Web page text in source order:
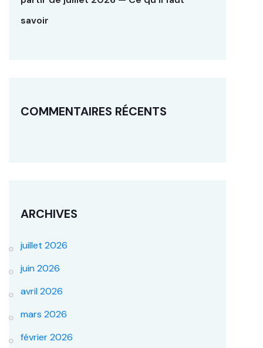
savoir
COMMENTAIRES RÉCENTS
ARCHIVES
juillet 2026
juin 2026
avril 2026
mars 2026
février 2026